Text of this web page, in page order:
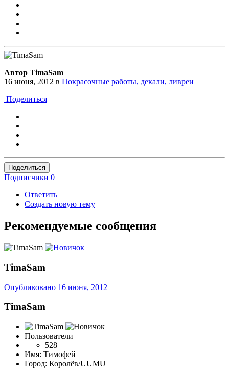
Автор TimaSam
16 июня, 2012 в Покрасочные работы, декали, ливреи
Поделиться
Поделиться
Подписчики 0
Ответить
Создать новую тему
Рекомендуемые сообщения
TimaSam
Опубликовано 16 июня, 2012
TimaSam
Пользователи
528
Имя: Тимофей
Город: Королёв/UUMU